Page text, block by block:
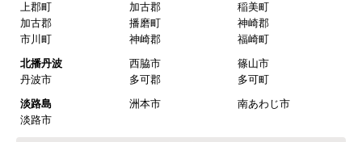
上郡町
加古郡
稲美町
加古郡
播磨町
神崎郡
市川町
神崎郡
福崎町
北播丹波
西脇市
篠山市
丹波市
多可郡
多可町
淡路島
洲本市
南あわじ市
淡路市